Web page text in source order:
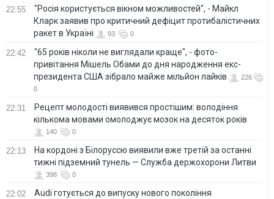
22:55
"Росія користується вікном можливостей", - Майкл
Кларк заявив про критичний дефіцит протибалістичних
ракет в Україні
93 0
22:42
"65 років ніколи не виглядали краще", - фото-
привітання Мішель Обами до дня народження екс-
президента США зібрало майже мільйон лайків
226
0
22:31
Рецепт молодості виявився простішим: володіння
кількома мовами омолоджує мозок на десяток років
140 0
22:13
На кордоні з Білоруссю виявили вже третій за останні
тижні підземний тунель — Служба держохорони Литви
398 0
22:02
Audi готується до випуску нового покоління